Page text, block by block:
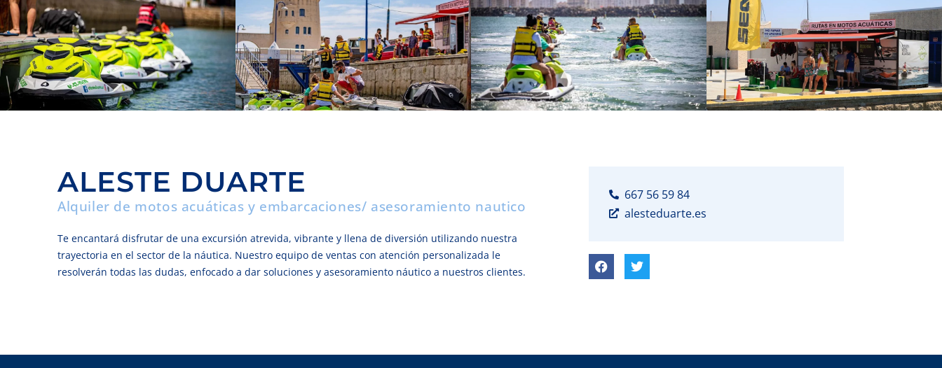
ALESTE DUARTE
Alquiler de motos acuáticas y embarcaciones/ asesoramiento nautico
Te encantará disfrutar de una excursión atrevida, vibrante y llena de diversión utilizando nuestra
trayectoria en el sector de la náutica. Nuestro equipo de ventas con atención personalizada le
resolverán todas las dudas, enfocado a dar soluciones y asesoramiento náutico a nuestros clientes.
667 56 59 84
alesteduarte.es